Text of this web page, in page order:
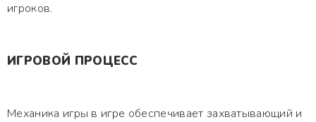
игроков.
ИГРОВОЙ ПРОЦЕСС
Механика игры в игре обеспечивает захватывающий и